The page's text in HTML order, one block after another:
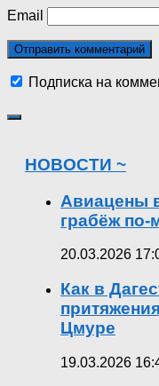
Email
Подписка на
НОВОСТИ ~
Авиацены
грабёж по-
20.03.2026
Как в
Цмуре
19.03.2026